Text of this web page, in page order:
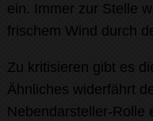
ein. Immer zur Stelle
frischem Wind durch
Zu kritisieren gibt es
Ähnliches widerfährt
Nebendarsteller-Rolle